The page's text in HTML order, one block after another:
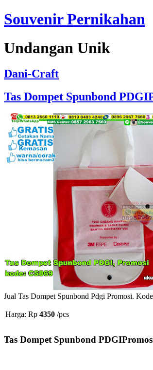
Souvenir Pernikahan
Undangan Unik
Dani-Craft
Tas Dompet Spunbond
Jual Tas Dompet Spunbond Pdgi Promosi.
Harga: Rp 4350 /pcs
Tas Dompet Spunbond